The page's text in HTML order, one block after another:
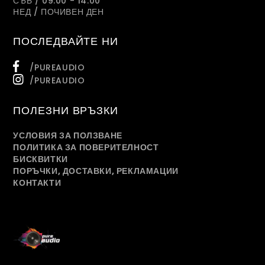
НЕД / ПОЧИВЕН ДЕН
ПОСЛЕДВАЙТЕ НИ
/PUREAUDIO
/PUREAUDIO
ПОЛЕЗНИ ВРЪЗКИ
УСЛОВИЯ ЗА ПОЛЗВАНЕ
ПОЛИТИКА ЗА ПОВЕРИТЕЛНОСТ
БИСКВИТКИ
ПОРЪЧКИ, ДОСТАВКИ, РЕКЛАМАЦИИ
КОНТАКТИ